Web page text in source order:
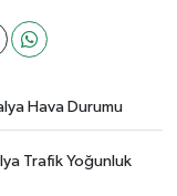
Hava Durumu
Trafik Yoğunluk